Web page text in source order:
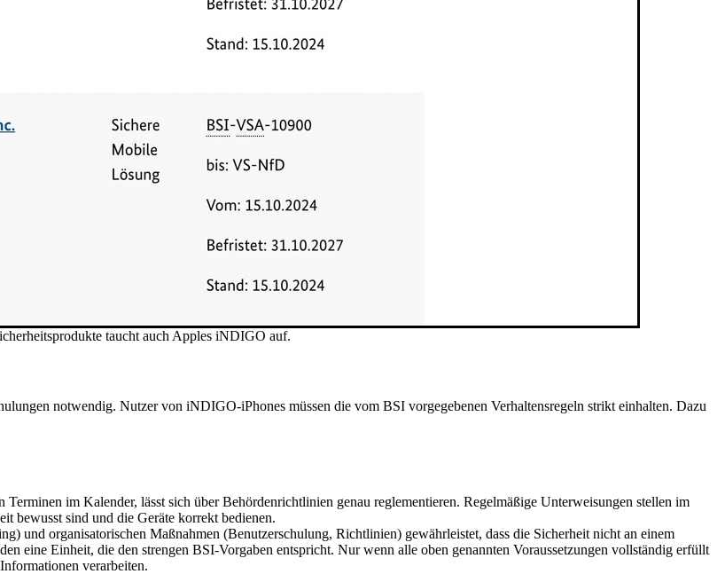
taucht auch Apples iNDIGO auf.
notwendig. Nutzer von iNDIGO-iPhones müssen die vom BSI vorgegebenen Verhaltensregeln strikt einhalten. Dazu
im Kalender, lässt sich über Behördenrichtlinien genau reglementieren. Regelmäßige Unterweisungen stellen im
bewusst sind und die Geräte korrekt bedienen.
und organisatorischen Maßnahmen (Benutzerschulung, Richtlinien) gewährleistet, dass die Sicherheit nicht an einem
eine Einheit, die den strengen BSI-Vorgaben entspricht. Nur wenn alle oben genannten Voraussetzungen vollständig erfüllt
verarbeiten.